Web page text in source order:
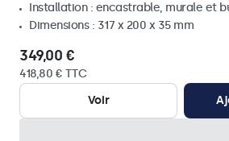
Installation : encastrable, murale et
Dimensions : 317 x 200 x 35 mm
349,00 €
418,80 € TTC
Voir